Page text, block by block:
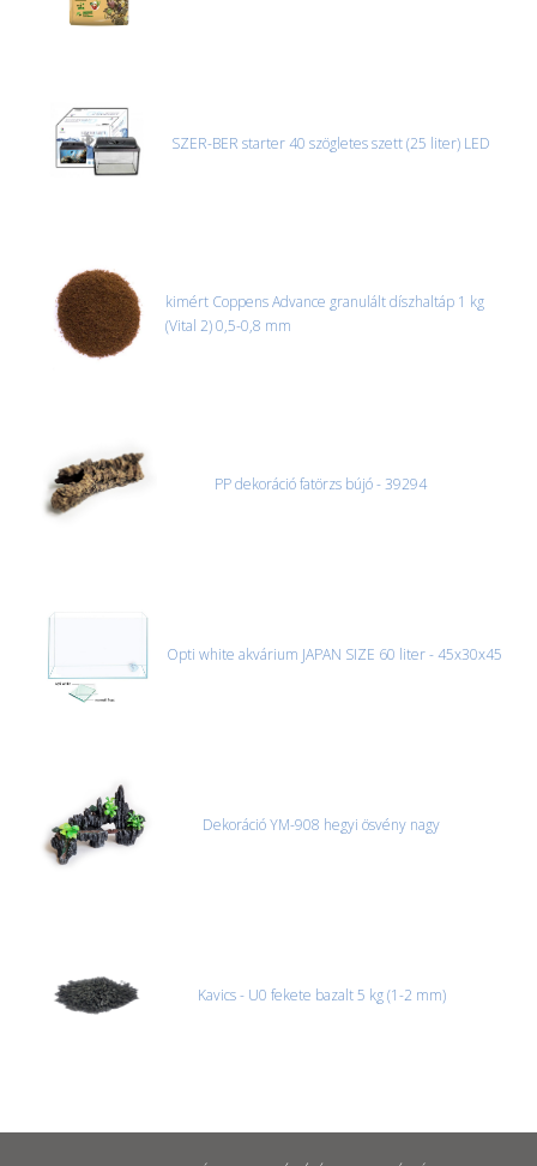
SZER-BER starter 40 szögletes szett (25 liter) LED
kimért Coppens Advance granulált díszhaltáp 1 kg
(Vital 2) 0,5-0,8 mm
PP dekoráció fatörzs bújó - 39294
Opti white akvárium JAPAN SIZE 60 liter - 45x30x45
Dekoráció YM-908 hegyi ösvény nagy
Kavics - U0 fekete bazalt 5 kg (1-2 mm)